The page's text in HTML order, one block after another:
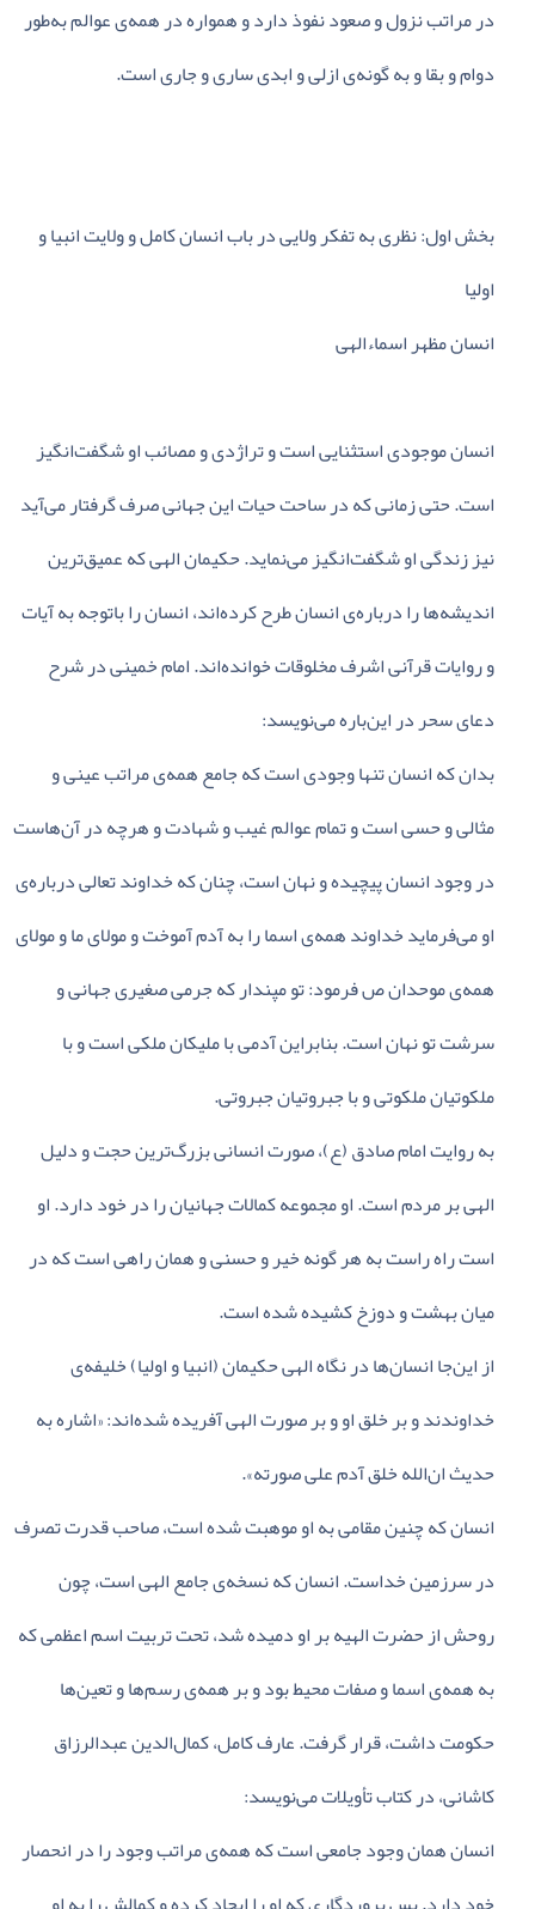
در مراتب‌ نزول‌ و صعود نفوذ دارد و همواره‌ در همه‌ی‌ عوالم‌ به‌طور
دوام‌ و بقا و به‌ گونه‌ی‌ ازلی‌ و ابدی‌ ساری‌ و جاری‌ است‌.
بخش‌ اول‌: نظری‌ به‌ تفکر ولایی‌ در باب‌ انسان‌ کامل‌ و ولایت‌ انبیا و
اولیا
انسان‌ مظهر اسماءالهی‌
انسان‌ موجودی‌ استثنایی‌ است‌ و تراژدی‌ و مصائب‌ او شگفت‌انگیز
است‌. حتی‌ زمانی‌ که‌ در ساحت‌ حیات‌ این‌ جهانی‌ صرف‌ گرفتار می‌آید
نیز زندگی‌ او شگفت‌انگیز می‌نماید. حکیمان‌ الهی‌ که‌ عمیق‌ترین‌
اندیشه‌ها را درباره‌ی‌ انسان‌ طرح‌ کرده‌اند، انسان‌ را باتوجه‌ به‌ آیات‌
و روایات‌ قرآنی‌ اشرف‌ مخلوقات‌ خوانده‌اند. امام‌ خمینی‌ در شرح‌
دعای‌ سحر در این‌باره‌ می‌نویسد:
بدان‌ که‌ انسان‌ تنها وجودی‌ است‌ که‌ جامع‌ همه‌ی‌ مراتب‌ عینی‌ و
مثالی‌ و حسی‌ است‌ و تمام‌ عوالم‌ غیب‌ و شهادت‌ و هرچه‌ در آن‌هاست‌
در وجود انسان‌ پیچیده‌ و نهان‌ است‌، چنان‌ که‌ خداوند تعالی‌ درباره‌ی‌
او می‌فرماید خداوند همه‌ی‌ اسما را به‌ آدم‌ آموخت‌ و مولای‌ ما و مولای‌
همه‌ی‌ موحدان‌ ص‌ فرمود: تو مپندار که‌ جرمی‌ صغیری‌ جهانی‌ و
سرشت‌ تو نهان‌ است‌. بنابراین‌ آدمی‌ با ملیکان‌ ملکی‌ است‌ و با
ملکوتیان‌ ملکوتی‌ و با جبروتیان‌ جبروتی‌.
به‌ روایت‌ امام‌ صادق‌ (ع‌)، صورت‌ انسانی‌ بزرگ‌ترین‌ حجت‌ و دلیل‌
الهی‌ بر مردم‌ است‌. او مجموعه‌ کمالات‌ جهانیان‌ را در خود دارد. او
است‌ راه‌ راست‌ به‌ هر گونه‌ خیر و حسنی‌ و همان‌ راهی‌ است‌ که‌ در
میان‌ بهشت‌ و دوزخ‌ کشیده‌ شده‌ است‌.
از این‌جا انسان‌ها در نگاه‌ الهی حکیمان‌ (انبیا و اولیا) خلیفه‌ی‌
خداوندند و بر خلق‌ او و بر صورت‌ الهی‌ آفریده‌ شده‌اند: «اشاره‌ به‌
حدیث‌ ان‌الله‌ خلق‌ آدم‌ علی‌ صورته‌».
انسان‌ که‌ چنین‌ مقامی‌ به‌ او موهبت‌ شده‌ است‌، صاحب‌ قدرت‌ تصرف‌
در سرزمین‌ خداست‌. انسان‌ که‌ نسخه‌ی‌ جامع‌ الهی‌ است‌، چون‌
روحش‌ از حضرت‌ الهیه‌ بر او دمیده‌ شد، تحت‌ تربیت‌ اسم‌ اعظمی‌ که‌
به‌ همه‌ی‌ اسما و صفات‌ محیط‌ بود و بر همه‌ی‌ رسم‌ها و تعین‌ها
حکومت‌ داشت‌، قرار گرفت‌. عارف‌ کامل‌، کمال‌الدین‌ عبدالرزاق‌
کاشانی‌، در کتاب‌ تأویلات‌ می‌نویسد:
انسان‌ همان‌ وجود جامعی‌ است‌ که‌ همه‌ی‌ مراتب‌ وجود را در انحصار